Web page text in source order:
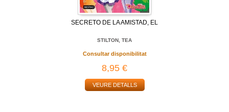
SECRETO DE LA AMISTAD, EL
STILTON, TEA
Consultar disponibilitat
8,95 €
VEURE DETALLS